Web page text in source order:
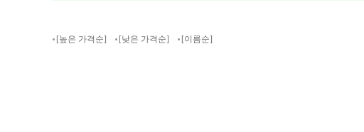
[높은 가격순] [낮은 가격순] [이름순]